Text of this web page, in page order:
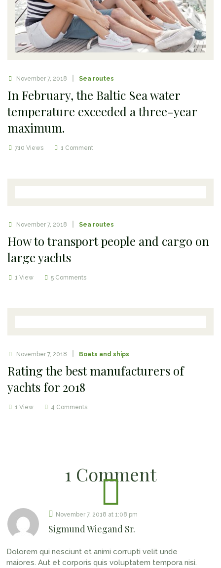
November 7, 2018 Sea routes
In February, the Baltic Sea water
temperature exceeded a three-year
maximum.
710 Views 1 Comment
November 7, 2018 Sea routes
How to transport people and cargo on
large yachts
1 View 5 Comments
November 7, 2018 Boats and ships
Rating the best manufacturers of
yachts for 2018
1 View 4 Comments
1 Comment
November 7, 2018 at 1:08 pm
Sigmund Wiegand Sr.
Dolorem qui nesciunt et animi corrupti velit unde
maiores. Aut et corporis quis voluptatem tempora nisi.